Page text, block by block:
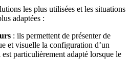
les plus utilisées et les situations
adaptées :
: ils permettent de présenter de
et visuelle la configuration d’un
particulièrement adapté lorsque le